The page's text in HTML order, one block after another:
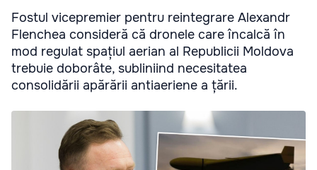
Fostul vicepremier pentru reintegrare Alexandr
Flenchea consideră că dronele care încalcă în
mod regulat spațiul aerian al Republicii Moldova
trebuie doborâte, subliniind necesitatea
consolidării apărării antiaeriene a țării.